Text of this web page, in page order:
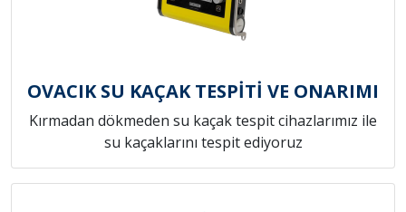
OVACIK SU KAÇAK TESPİTİ VE ONARIMI
Kırmadan dökmeden su kaçak tespit cihazlarımız ile
su kaçaklarını tespit ediyoruz